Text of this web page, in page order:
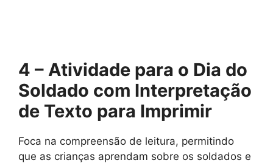
4 – Atividade para o Dia do
Soldado com Interpretação
de Texto para Imprimir
Foca na compreensão de leitura, permitindo
que as crianças aprendam sobre os soldados e